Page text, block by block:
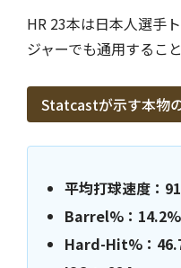
HR 23本は日本人選手
ジャーでも通用するこ
Statcastが示す本物
平均打球速度：
Barrel%：14.2%
Hard-Hit%：